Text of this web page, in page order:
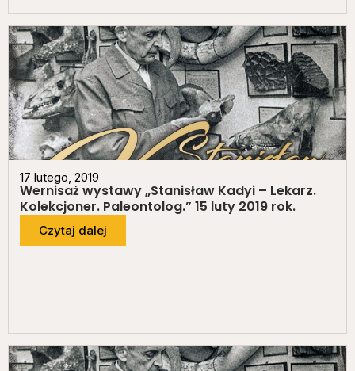
17 lutego, 2019
Wernisaż wystawy „Stanisław Kadyi – Lekarz.
Kolekcjoner. Paleontolog.” 15 luty 2019 rok.
Czytaj dalej